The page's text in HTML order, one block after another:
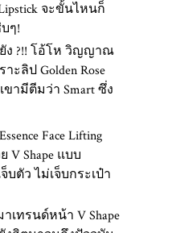
จะขั้นไหนก็
ๆ!
ง ?!! โอ้โห วิญญาณ
ะลิป Golden Rose
ามีตีมว่า Smart ซึ่ง
Face Lifting
V Shape แบบ
บตัว ไม่เจ็บกระเป๋า
ทรนด์หน้า V Shape